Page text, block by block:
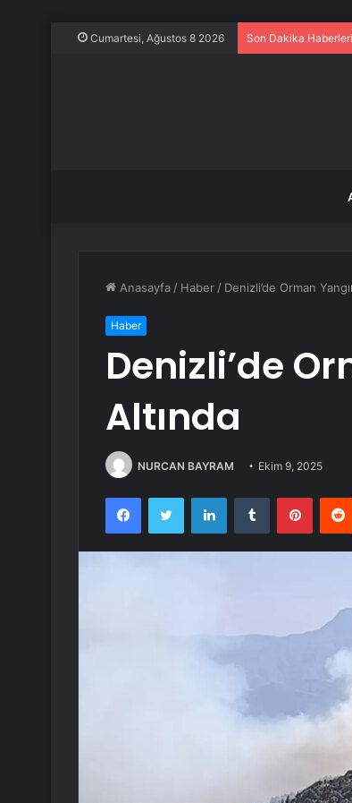
Cumartesi, Ağustos 8 2026 Son Dakika Haberleri
Anasayfa / Haber / Denizli’de Orman
Haber
Denizli’de
Altında
NURCAN BAYRAM Ekim 9, 2025
FacebookTwitter LinkedInTumblr